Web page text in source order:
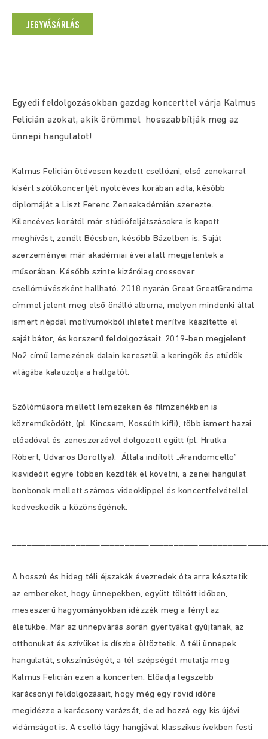
JEGYVÁSÁRLÁS
Egyedi feldolgozásokban gazdag koncerttel várja Kalmus
Felicián azokat, akik örömmel hosszabbítják meg az
ünnepi hangulatot!
Kalmus Felicián ötévesen kezdett csellózni, első zenekarral
kísért szólókoncertjét nyolcéves korában adta, később
diplomáját a Liszt Ferenc Zeneakadémián szerezte.
Kilencéves korától már stúdiófeljátszásokra is kapott
meghívást, zenélt Bécsben, később Bázelben is. Saját
szerzeményei már akadémiai évei alatt megjelentek a
műsorában. Később szinte kizárólag crossover
csellóművészként hallható. 2018 nyarán Great GreatGrandma
címmel jelent meg első önálló albuma, melyen mindenki által
ismert népdal motívumokból ihletet merítve készítette el
saját bátor, és korszerű feldolgozásait. 2019-ben megjelent
No2 című lemezének dalain keresztül a keringők és etűdök
világába kalauzolja a hallgatót.
Szólóműsora mellett lemezeken és filmzenékben is
közreműködött, (pl. Kincsem, Kossúth kifli), több ismert hazai
előadóval és zeneszerzővel dolgozott egütt (pl. Hrutka
Róbert, Udvaros Dorottya). Általa indított „#randomcello”
kisvideóit egyre többen kezdték el követni, a zenei hangulat
bonbonok mellett számos videoklippel és koncertfelvétellel
kedveskedik a közönségének.
A hosszú és hideg téli éjszakák évezredek óta arra késztetik
az embereket, hogy ünnepekben, együtt töltött időben,
meseszerű hagyományokban idézzék meg a fényt az
életükbe. Már az ünnepvárás során gyertyákat gyújtanak, az
otthonukat és szívüket is díszbe öltöztetik. A téli ünnepek
hangulatát, sokszínűségét, a tél szépségét mutatja meg
Kalmus Felicián ezen a koncerten. Előadja legszebb
karácsonyi feldolgozásait, hogy még egy rövid időre
megidézze a karácsony varázsát, de ad hozzá egy kis újévi
vidámságot is. A cselló lágy hangjával klasszikus ívekben festi